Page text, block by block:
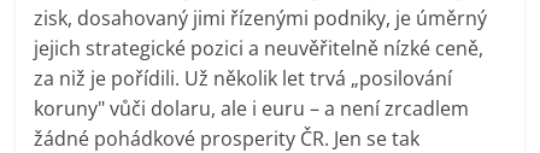
zisk, dosahovaný jimi řízenými podniky, je úměrný
jejich strategické pozici a neuvěřitelně nízké ceně,
za niž je pořídili. Už několik let trvá „posilování
koruny" vůči dolaru, ale i euru – a není zrcadlem
žádné pohádkové prosperity ČR. Jen se tak